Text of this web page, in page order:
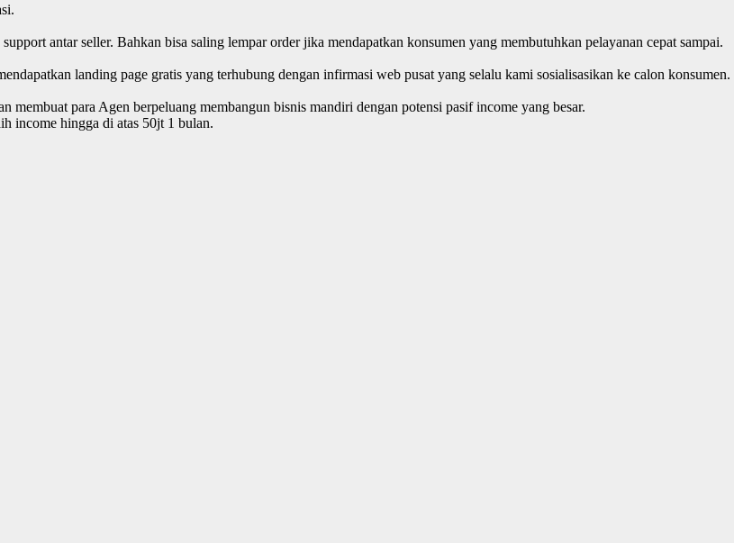
antar seller. Bahkan bisa saling lempar order jika mendapatkan konsumen yang membutuhkan pelayanan cepat sampai.
landing page gratis yang terhubung dengan infirmasi web pusat yang selalu kami sosialisasikan ke calon konsumen.
para Agen berpeluang membangun bisnis mandiri dengan potensi pasif income yang besar.
income hingga di atas 50jt 1 bulan.